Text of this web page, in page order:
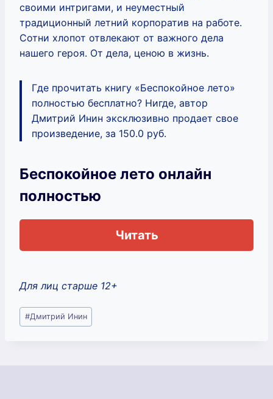
своими интригами, и неуместный
традиционный летний корпоратив на работе.
Сотни хлопот отвлекают от важного дела
нашего героя. От дела, ценою в жизнь.
Где прочитать книгу «Беспокойное лето»
полностью бесплатно? Нигде, автор
Дмитрий Инин эксклюзивно продает свое
произведение, за 150.0 руб.
Беспокойное лето онлайн
полностью
Читать
Для лиц старше 12+
Метки
записи:
#Дмитрий Инин